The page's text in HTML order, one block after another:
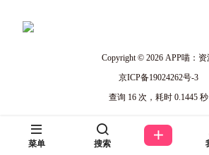
Copyright © 2026APP喵：资
京ICP备19024262号-3
查询 16 次，耗时 0.1445 秒
菜单 搜索